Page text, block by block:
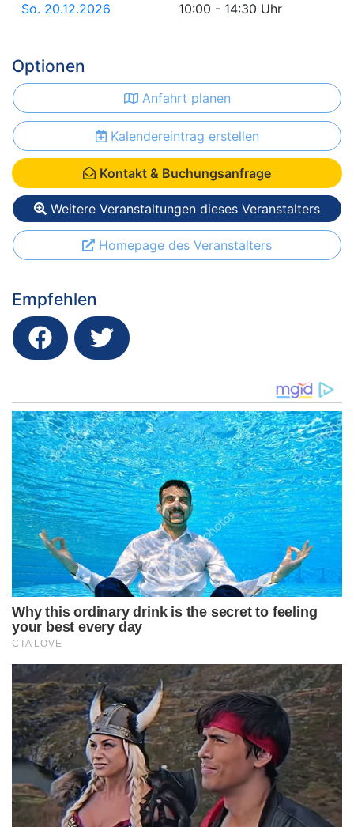
So. 20.12.2026 10:00 - 14:30 Uhr
Optionen
Anfahrt planen
Kalendereintrag erstellen
Kontakt & Buchungsanfrage
Weitere Veranstaltungen dieses Veranstalters
Homepage des Veranstalters
Empfehlen